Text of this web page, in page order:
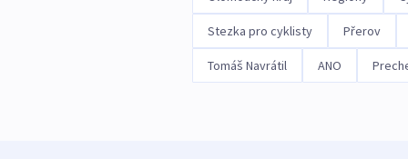
Stezka pro cyklisty Přerov
Tomáš Navrátil ANO